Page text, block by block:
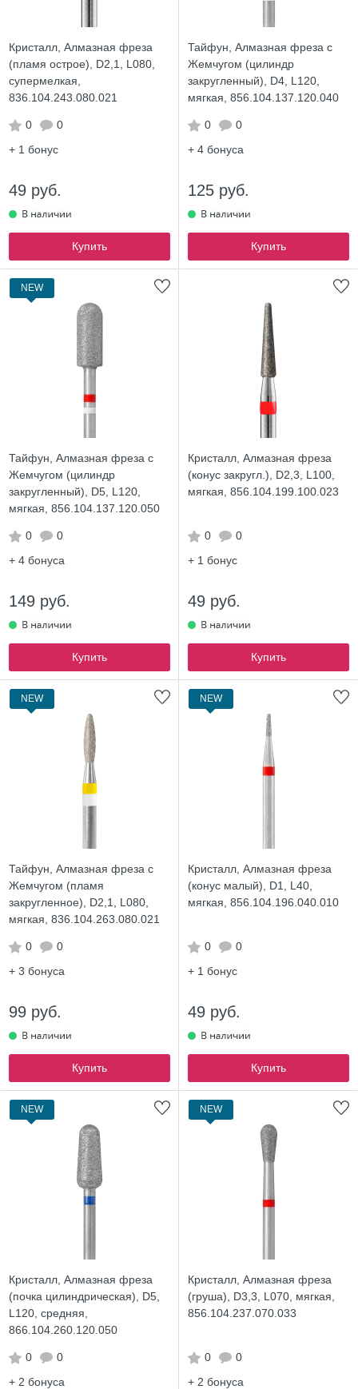
Кристалл, Алмазная фреза
(пламя острое), D2,1, L080,
супермелкая,
836.104.243.080.021
0
0
+ 1 бонус
49 руб.
Купить
Тайфун, Алмазная фреза с
Жемчугом (цилиндр
закругленный), D4, L120,
мягкая, 856.104.137.120.040
0
0
+ 4 бонуса
125 руб.
Купить
NEW
Тайфун, Алмазная фреза с
Жемчугом (цилиндр
закругленный), D5, L120,
мягкая, 856.104.137.120.050
0
0
+ 4 бонуса
149 руб.
Купить
Кристалл, Алмазная фреза
(конус закругл.), D2,3, L100,
мягкая, 856.104.199.100.023
0
0
+ 1 бонус
49 руб.
Купить
NEW
Тайфун, Алмазная фреза с
Жемчугом (пламя
закругленное), D2,1, L080,
мягкая, 836.104.263.080.021
0
0
+ 3 бонуса
99 руб.
Купить
NEW
Кристалл, Алмазная фреза
(конус малый), D1, L40,
мягкая, 856.104.196.040.010
0
0
+ 1 бонус
49 руб.
Купить
NEW
Кристалл, Алмазная фреза
(почка цилиндрическая), D5,
L120, средняя,
866.104.260.120.050
0
0
+ 2 бонуса
NEW
Кристалл, Алмазная фреза
(груша), D3,3, L070, мягкая,
856.104.237.070.033
0
0
+ 2 бонуса